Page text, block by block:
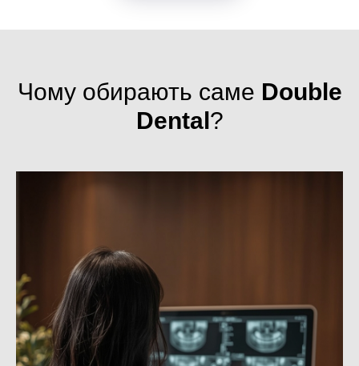
Чому обирають саме Double
Dental ?